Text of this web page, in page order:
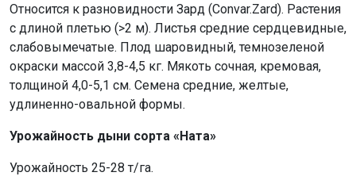
Относится к разновидности Зард (Convar.Zard). Растения
с длиной плетью (>2 м). Листья средние сердцевидные,
слабовымечатые. Плод шаровидный, темнозеленой
окраски массой 3,8-4,5 кг. Мякоть сочная, кремовая,
толщиной 4,0-5,1 см. Семена средние, желтые,
удлиненно-овальной формы.
Урожайность дыни сорта «Ната»
Урожайность 25-28 т/га.